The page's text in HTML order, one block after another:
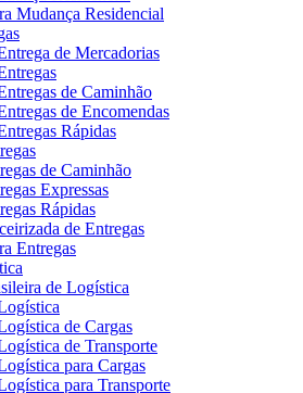
Mudança Residencial
de Mercadorias
de Caminhão
de Encomendas
Rápidas
de Caminhão
Expressas
Rápidas
de Entregas
Entregas
de Logística
de Cargas
de Transporte
para Cargas
para Transporte